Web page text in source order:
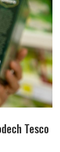
Tesco